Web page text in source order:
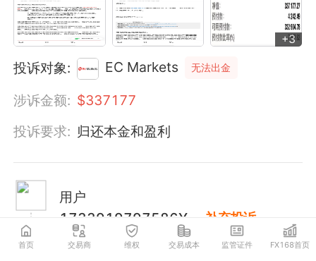
+3
投诉对象: EC Markets 无法出金
涉诉金额: $337177
投诉要求: 归还本金和盈利
用户
1733919797586Y
R6
补充投诉
首页 交易商 维权 交易成本 监管证件 FX168首页